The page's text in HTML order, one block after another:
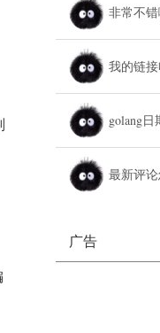
非常不
我的链
golang日
最新评
广告